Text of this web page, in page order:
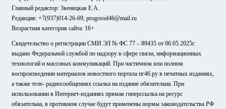
Главный редактор: Звеняцкая Е.А.
Редакция: +7(937)014-26-69, progorod46@mail.ru
Возрастная категория сайта: 16+
Свидетельство о регистрации СМИ ЭЛ № ФС 77 – 89435 от 06.05.2025г.
выдано Федеральной службой по надзору в сфере связи, информационных
технологий и массовых коммуникаций. При частичном или полном
воспроизведении материалов новостного портала пг46.ру в печатных изданиях,
а также теле- радиосообщениях ссылка на издание обязательна. При
использовании в Интернет-изданиях прямая гиперссылка на ресурс
обязательна, в противном случае будут применены нормы законодательства РФ